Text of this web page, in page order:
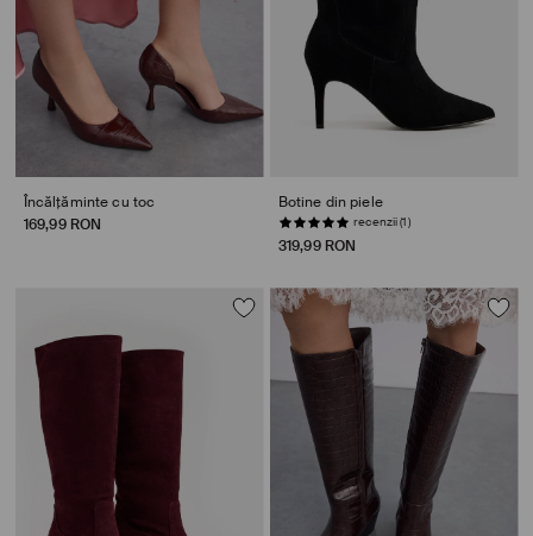
Încălțăminte cu toc
169,99 RON
Botine din piele
recenzii (1)
319,99 RON